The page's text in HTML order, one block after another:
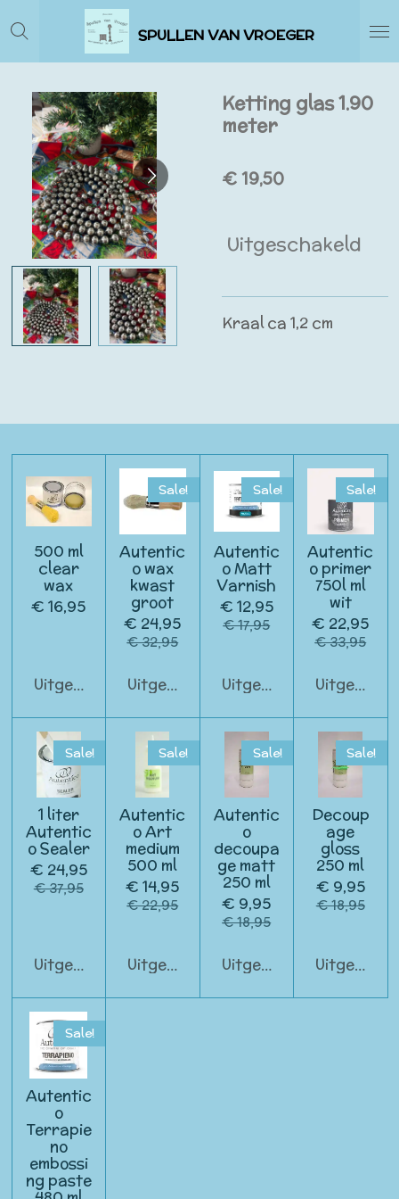
Ga
direct
naar
hoofdinhoud
SPULLEN VAN VROEGER
Ketting glas 1.90
meter
€ 19,50
Uitgeschakeld
Kraal ca 1,2 cm
500 ml
clear
wax
€ 16,95
Uitgeschakeld
Sale!
Autentic
o wax
kwast
groot
€ 24,95
€ 32,95
Uitgeschakeld
Sale!
Autentic
o Matt
Varnish
€ 12,95
€ 17,95
Uitgeschakeld
Sale!
Autentic
o primer
750l ml
wit
€ 22,95
€ 33,95
Sale!
1 liter
Autentic
o Sealer
€ 24,95
€ 37,95
Uitgeschakeld
Sale!
Autentic
o Art
medium
500 ml
€ 14,95
€ 22,95
Uitgeschakeld
Sale!
Autentic
o
decoupa
ge matt
250 ml
€ 9,95
€ 18,95
Uitgeschakeld
Sale!
Decoup
age
gloss
250 ml
€ 9,95
€ 18,95
Sale!
Autentic
o
Terrapie
no
embossi
ng paste